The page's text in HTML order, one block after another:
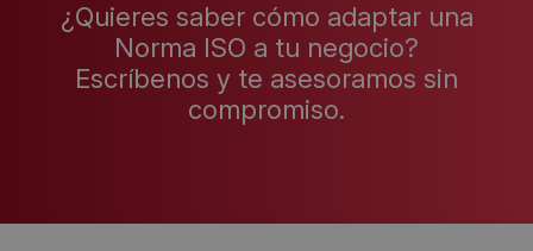
¿Quieres saber cómo adaptar una
Norma ISO a tu negocio?
Escríbenos y te asesoramos sin
compromiso.